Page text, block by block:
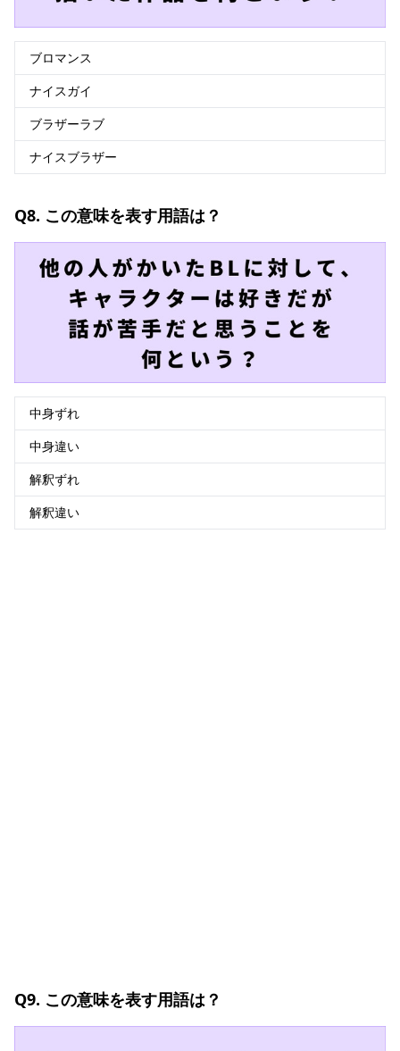
ブロマンス
ナイスガイ
ブラザーラブ
ナイスブラザー
Q8. この意味を表す用語は？
中身ずれ
中身違い
解釈ずれ
解釈違い
Q9. この意味を表す用語は？